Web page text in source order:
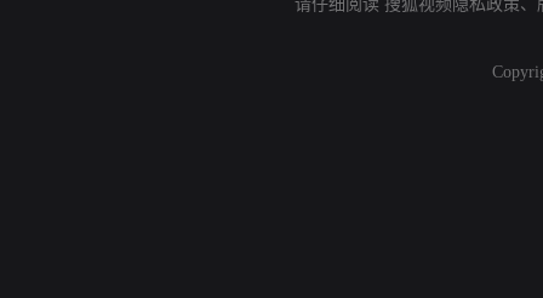
请仔细阅读 搜狐视频隐私政策、